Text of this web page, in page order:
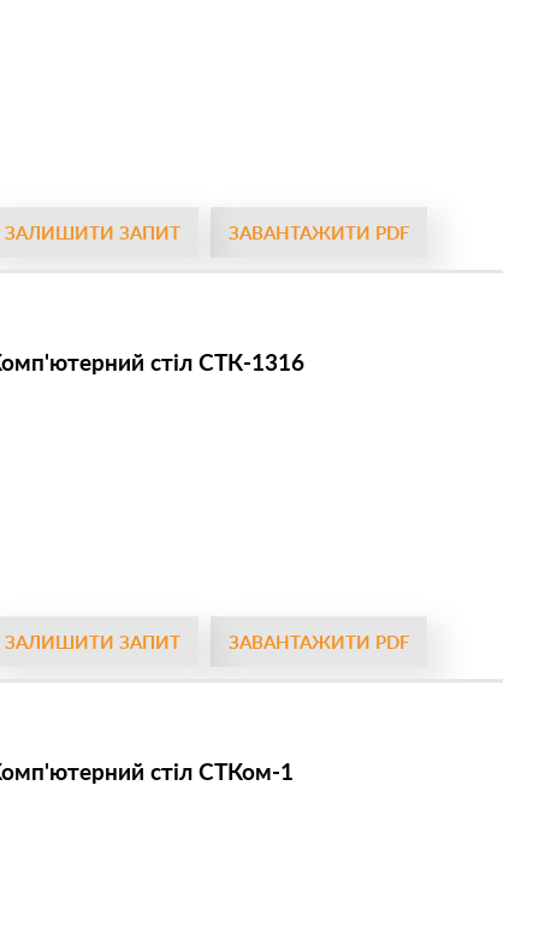
ЗАЛИШИТИ ЗАПИТ ЗАВАНТАЖИТИ PDF
стіл СТК-1316
ЗАЛИШИТИ ЗАПИТ ЗАВАНТАЖИТИ PDF
стіл СТКом-1